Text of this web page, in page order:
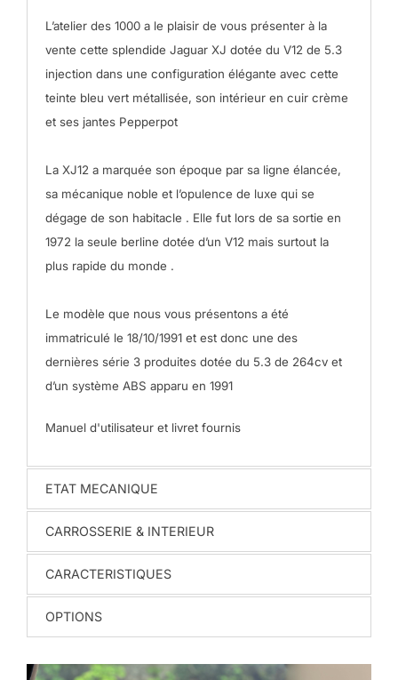
L’atelier des 1000 a le plaisir de vous présenter à la
vente cette splendide Jaguar XJ dotée du V12 de 5.3
injection dans une configuration élégante avec cette
teinte bleu vert métallisée, son intérieur en cuir crème
et ses jantes Pepperpot
La XJ12 a marquée son époque par sa ligne élancée,
sa mécanique noble et l’opulence de luxe qui se
dégage de son habitacle . Elle fut lors de sa sortie en
1972 la seule berline dotée d’un V12 mais surtout la
plus rapide du monde .
Le modèle que nous vous présentons a été
immatriculé le 18/10/1991 et est donc une des
dernières série 3 produites dotée du 5.3 de 264cv et
d’un système ABS apparu en 1991
Manuel d'utilisateur et livret fournis
ETAT MECANIQUE
CARROSSERIE & INTERIEUR
CARACTERISTIQUES
OPTIONS